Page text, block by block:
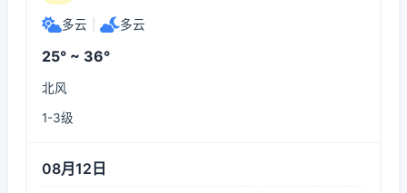
多云 多云
25° ~ 36°
北风
1-3级
08月12日